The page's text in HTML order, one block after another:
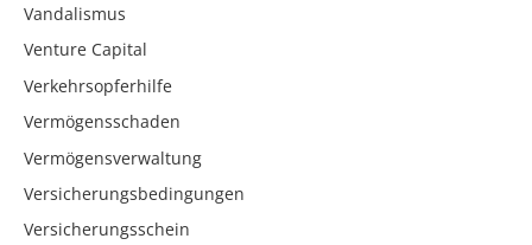
Vandalismus
Venture Capital
Verkehrsopferhilfe
Vermögensschaden
Vermögensverwaltung
Versicherungsbedingungen
Versicherungsschein